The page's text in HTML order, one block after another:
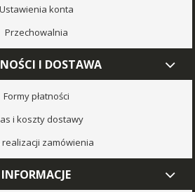
Ustawienia konta
Przechowalnia
I DOSTAWA
Formy płatności
i koszty dostawy
realizacji zamówienia
INFORMACJE